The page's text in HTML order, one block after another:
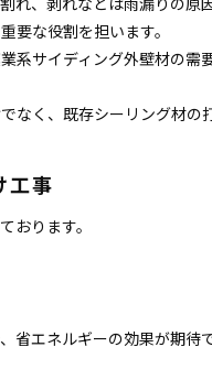
要な役割を担います。
系サイディング外壁材の
なく、既存シーリング材の
工事
おります。
省エネルギーの効果が期待で